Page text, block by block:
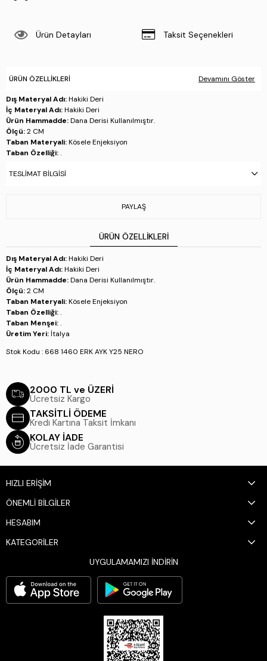
Ürün Detayları Taksit Seçenekleri
ÜRÜN ÖZELLIKLERI Devamını Göster
Dış Materyal Adı:Hakiki Deri
İç Materyal Adı:Hakiki Deri
Ürün Hammadde:Dana Derisi Kullanılmıştır.
Ölçü:2 CM
Taban Materyali:Kösele Enjeksiyon
Taban Özelliği:.
Üretim Yeri:İtalya
TESLIMAT BILGISI
PAYLAŞ
ÜRÜN ÖZELLIKLERI
Dış Materyal Adı:Hakiki Deri
İç Materyal Adı:Hakiki Deri
Ürün Hammadde:Dana Derisi Kullanılmıştır.
Ölçü:2 CM
Taban Materyali:Kösele Enjeksiyon
Taban Özelliği:.
Taban Menşei:.
Üretim Yeri: İtalya
Stok Kodu : 668 1460 ERK AYK Y25 NERO
2000 TL ve ÜZERİ
Ücretsiz Kargo
TAKSİTLİ ÖDEME
Kredi Kartına Taksit İmkanı
KOLAY İADE
Ücretsiz İade Garantisi
HIZLI ERİŞİM
ÖNEMLİ BİLGİLER
HESABIM
KATEGORİLER
UYGULAMAMIZI İNDİRİN